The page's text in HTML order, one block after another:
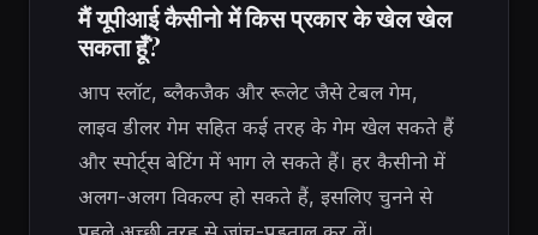
मैं यूपीआई कैसीनो में किस प्रकार के खेल खेल
सकता हूँ?
आप स्लॉट, ब्लैकजैक और रूलेट जैसे टेबल गेम,
लाइव डीलर गेम सहित कई तरह के गेम खेल सकते हैं
और स्पोर्ट्स बेटिंग में भाग ले सकते हैं। हर कैसीनो में
अलग-अलग विकल्प हो सकते हैं, इसलिए चुनने से